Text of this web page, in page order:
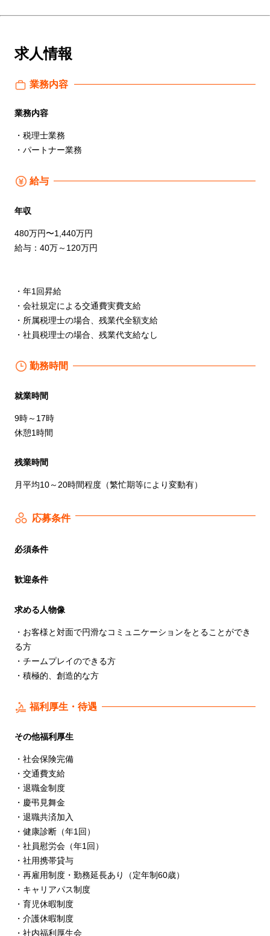
求人情報
業務内容
業務内容
・税理士業務
・パートナー業務
給与
年収
480万円〜1,440万円
給与：40万～120万円
・年1回昇給
・会社規定による交通費実費支給
・所属税理士の場合、残業代全額支給
・社員税理士の場合、残業代支給なし
勤務時間
就業時間
9時～17時
休憩1時間
残業時間
月平均10～20時間程度（繁忙期等により変動有）
応募条件
必須条件
歓迎条件
求める人物像
・お客様と対面で円滑なコミュニケーションをとることができ
る方
・チームプレイのできる方
・積極的、創造的な方
福利厚生・待遇
その他福利厚生
・社会保険完備
・交通費支給
・退職金制度
・慶弔見舞金
・退職共済加入
・健康診断（年1回）
・社員慰労会（年1回）
・社用携帯貸与
・再雇用制度・勤務延長あり（定年制60歳）
・キャリアパス制度
・育児休暇制度
・介護休暇制度
・社内福利厚生会